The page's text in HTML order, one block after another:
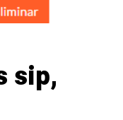
sip,